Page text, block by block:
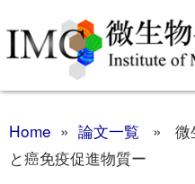
Home » 論文一覧 » 微
と癌免疫促進物質ー